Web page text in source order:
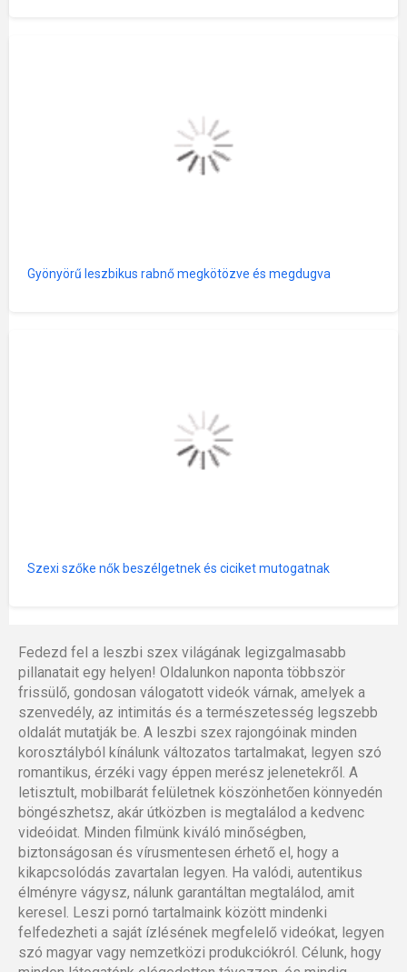
Gyönyörű leszbikus rabnő megkötözve és megdugva
Szexi szőke nők beszélgetnek és ciciket mutogatnak
Fedezd fel a leszbi szex világának legizgalmasabb
pillanatait egy helyen! Oldalunkon naponta többször
frissülő, gondosan válogatott videók várnak, amelyek a
szenvedély, az intimitás és a természetesség legszebb
oldalát mutatják be. A leszbi szex rajongóinak minden
korosztályból kínálunk változatos tartalmakat, legyen szó
romantikus, érzéki vagy éppen merész jelenetekről. A
letisztult, mobilbarát felületnek köszönhetően könnyedén
böngészhetsz, akár útközben is megtalálod a kedvenc
videóidat. Minden filmünk kiváló minőségben,
biztonságosan és vírusmentesen érhető el, hogy a
kikapcsolódás zavartalan legyen. Ha valódi, autentikus
élményre vágysz, nálunk garantáltan megtalálod, amit
keresel. Leszi pornó tartalmaink között mindenki
felfedezheti a saját ízlésének megfelelő videókat, legyen
szó magyar vagy nemzetközi produkciókról. Célunk, hogy